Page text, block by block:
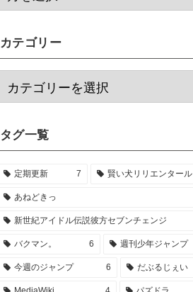
カテゴリー
タグ一覧
定期更新 7 賢い犬リリエンタール
あねどきっ
新世紀アイドル伝説彼方セブンチェンジ
バクマン。 6 週刊少年ジャンプ
今週のジャンプ 6 だぶるじぇい